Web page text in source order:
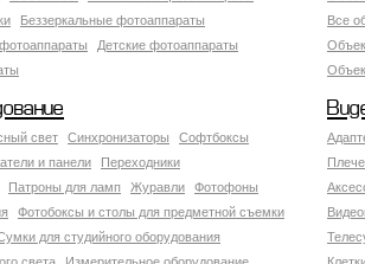
Беззеркальные фотоаппараты
Детские фотоаппараты
Все
свет Синхронизаторы
Софтбоксы
и панели
Переходники
Патроны для ламп Журавли
Фотофоны
Фотобоксы и столы для предметной съемки
для студийного оборудования